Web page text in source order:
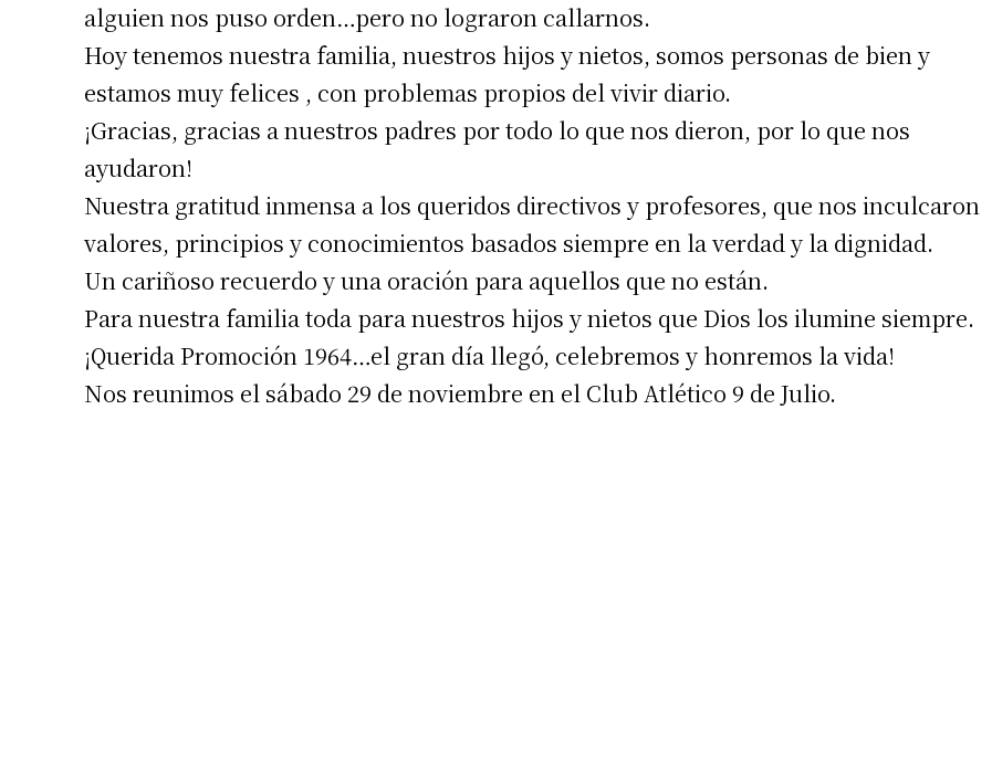
alguien nos puso orden…pero no lograron callarnos.
Hoy tenemos nuestra familia, nuestros hijos y nietos, somos personas de bien y
estamos muy felices , con problemas propios del vivir diario.
¡Gracias, gracias a nuestros padres por todo lo que nos dieron, por lo que nos
ayudaron!
Nuestra gratitud inmensa a los queridos directivos y profesores, que nos inculcaron
valores, principios y conocimientos basados siempre en la verdad y la dignidad.
Un cariñoso recuerdo y una oración para aquellos que no están.
Para nuestra familia toda para nuestros hijos y nietos que Dios los ilumine siempre.
¡Querida Promoción 1964…el gran día llegó, celebremos y honremos la vida!
Nos reunimos el sábado 29 de noviembre en el Club Atlético 9 de Julio.